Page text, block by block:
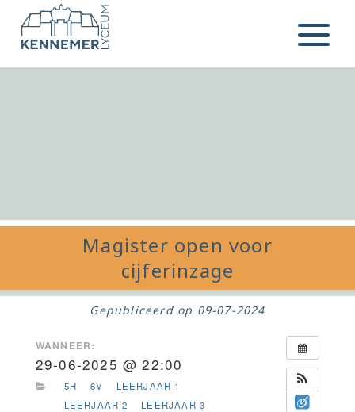
Ga naar de inhoud
Menu
Magister open voor
cijferinzage
Gepubliceerd op 09-07-2024
WANNEER:
29-06-2025 @ 22:00
5H 6V
LEERJAAR 1
LEERJAAR 2
LEERJAAR 3